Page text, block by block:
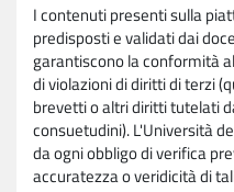
I contenuti presenti sulla
predisposti e validati dai
garantiscono la conformità
di violazioni di diritti di terzi
brevetti o altri diritti tutelati
consuetudini). L'Università
da ogni obbligo di verifica
accuratezza o veridicità di